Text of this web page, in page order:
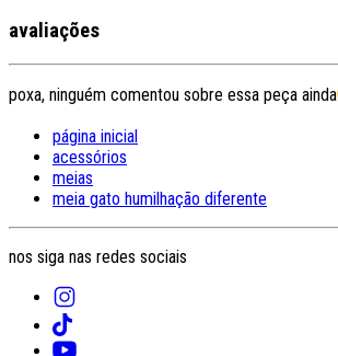
avaliações
poxa, ninguém comentou sobre essa peça ainda
página inicial
acessórios
meias
meia gato humilhação diferente
nos siga nas redes sociais